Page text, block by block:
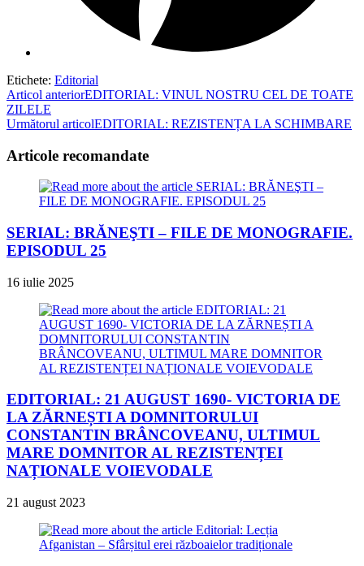
Etichete: Editorial
Read
more
Articol anteriorEDITORIAL: VINUL NOSTRU CEL DE TOATE
ZILELE
Următorul articolEDITORIAL: REZISTENȚA LA SCHIMBARE
Articole recomandate
SERIAL: BRĂNEŞTI – FILE DE MONOGRAFIE.
EPISODUL 25
16 iulie 2025
EDITORIAL: 21 AUGUST 1690- VICTORIA DE
LA ZĂRNEȘTI A DOMNITORULUI
CONSTANTIN BRÂNCOVEANU, ULTIMUL
MARE DOMNITOR AL REZISTENȚEI
NAȚIONALE VOIEVODALE
21 august 2023